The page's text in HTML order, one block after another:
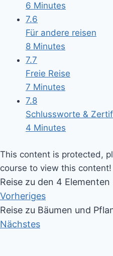
6 Minutes
7.6
Für andere reisen
8 Minutes
7.7
Freie Reise
7 Minutes
7.8
Schlussworte &
4 Minutes
This content is protected,
course to view this content!
Reise zu den 4 Elementen
Vorheriges
Reise zu Bäumen und
Nächstes